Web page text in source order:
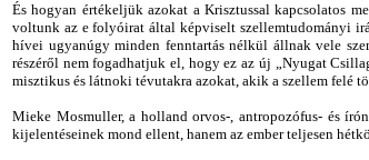
És hogyan értékeljük azokat a Krisztussal kapcsolatos
voltunk az e folyóirat által képviselt szellemtudományi
hívei ugyanúgy minden fenntartás nélkül állnak vele
részéről nem fogadhatjuk el, hogy ez az új „Nyugat
misztikus és látnoki tévutakra azokat, akik a szellem felé
Mieke Mosmuller, a holland orvos-, antropozófus- és
kijelentéseinek mond ellent, hanem az ember teljesen